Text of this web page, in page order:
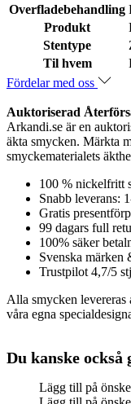
Overfladebehandling
Produkt
Stentype
Til hvem
Fördelar med oss
Auktoriserad
Arkandi.se är en
äkta smycken. Märkta
smyckematerialets
100 % nickelfritt
Snabb leverans:
Gratis
99 dagars full
100% säker
Svenska
Trustpilot 4,7/5
Alla smycken levereras
våra egna
Du kanske
Lägg till på